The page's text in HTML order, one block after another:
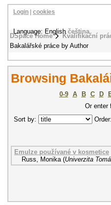
DSpace Home Kvalifikační
Bakalářské práce by Author
Login cookies
Language: Englishčeština
Browsing
0-9 A B C D
Or enter
Sort by:
Order:
Emulze používané v kosmetice
Russ, Monika (Univerzita